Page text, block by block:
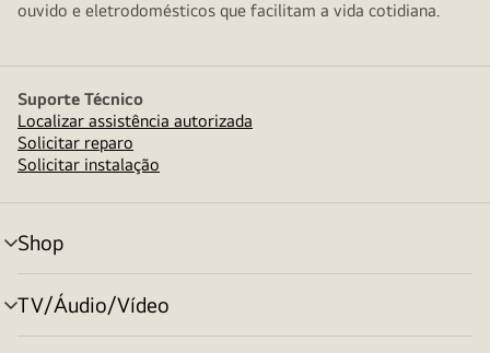
ouvido e eletrodomésticos que facilitam a vida cotidiana.
Suporte Técnico
Localizar assistência autorizada
Solicitar reparo
Solicitar instalação
Shop
alternar
menu
TV/Áudio/Vídeo
alternar
menu